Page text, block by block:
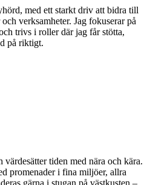
med ett starkt driv att bidra till
verksamheter. Jag fokuserar på
trivs i roller där jag får stötta,
på riktigt.
tiden med nära och kära.
promenader i fina miljöer, allra
gärna i stugan på västkusten –